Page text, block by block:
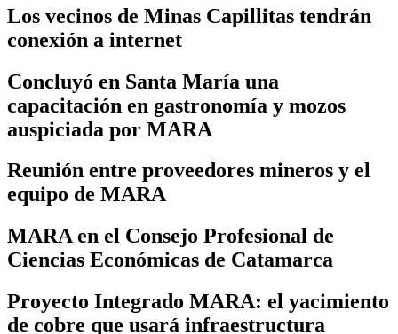
Los vecinos de Minas Capillitas tendrán
conexión a internet
Concluyó en Santa María una
capacitación en gastronomía y mozos
auspiciada por MARA
Reunión entre proveedores mineros y el
equipo de MARA
MARA en el Consejo Profesional de
Ciencias Económicas de Catamarca
Proyecto Integrado MARA: el yacimiento
de cobre que usará infraestructura